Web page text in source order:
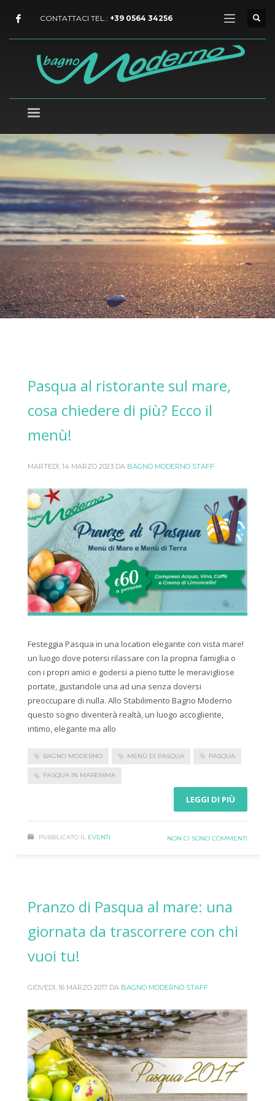
CONTATTACI TEL.: +39 0564 34256
Pasqua al ristorante sul mare,
cosa chiedere di più? Ecco il
menù!
MARTEDÌ, 14 MARZO 2023 DA BAGNO MODERNO STAFF
Festeggia Pasqua in una location elegante con vista mare!
un luogo dove potersi rilassare con la propria famiglia o
con i propri amici e godersi a pieno tutte le meravigliose
portate, gustandole una ad una senza doversi
preoccupare di nulla. Allo Stabilimento Bagno Moderno
questo sogno diventerà realtà, un luogo accogliente,
intimo, elegante ma allo
BAGNO MODERNO MENÙ DI PASQUA PASQUA
PASQUA IN MAREMMA
LEGGI DI PIÙ
PUBBLICATO IL EVENTI NON CI SONO COMMENTI
Pranzo di Pasqua al mare: una
giornata da trascorrere con chi
vuoi tu!
GIOVEDÌ, 16 MARZO 2017 DA BAGNO MODERNO STAFF